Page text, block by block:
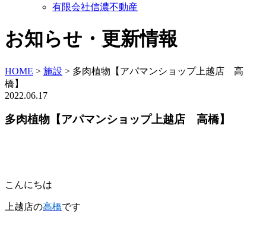
有限会社信濃不動産
お知らせ・更新情報
HOME > 施設 > 多肉植物【アパマンショップ上越店 高
橋】
2022.06.17
多肉植物【アパマンショップ上越店 高橋】
こんにちは
上越店の高橋です